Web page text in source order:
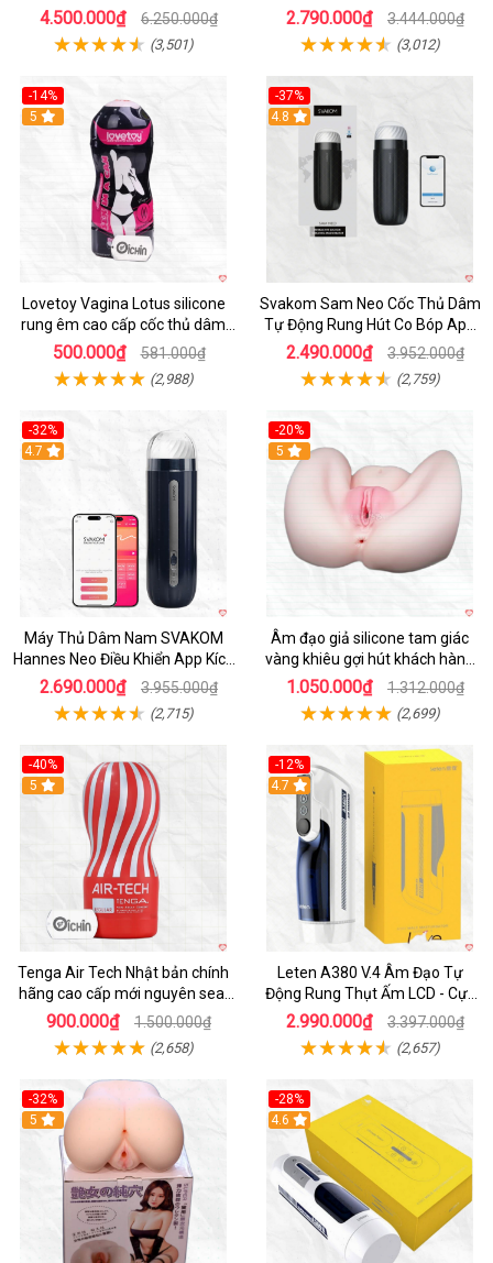
Thước Như Thật
4.500.000₫ 6.250.000₫
(3,501)
2.790.000₫ 3.444.000₫
(3,012)
-14%
Hot
5
Lovetoy Vagina Lotus silicone
rung êm cao cấp cốc thủ dâm
nam
500.000₫ 581.000₫
(2,988)
-37%
4.8
Svakom Sam Neo Cốc Thủ Dâm
Tự Động Rung Hút Co Bóp App
Điều Khiển
2.490.000₫ 3.952.000₫
(2,759)
-32%
Hot
4.7
Máy Thủ Dâm Nam SVAKOM
Hannes Neo Điều Khiển App Kích
Thích
2.690.000₫ 3.955.000₫
(2,715)
-20%
Hot
5
Âm đạo giả silicone tam giác
vàng khiêu gợi hút khách hàng
nam
1.050.000₫ 1.312.000₫
(2,699)
-40%
Hot
5
Tenga Air Tech Nhật bản chính
hãng cao cấp mới nguyên seal
giá tốt
900.000₫ 1.500.000₫
(2,658)
-12%
Hot
4.7
Leten A380 V.4 Âm Đạo Tự
Động Rung Thụt Ấm LCD - Cực
Phê
2.990.000₫ 3.397.000₫
(2,657)
-32%
Hot
5
-28%
Hot
4.6